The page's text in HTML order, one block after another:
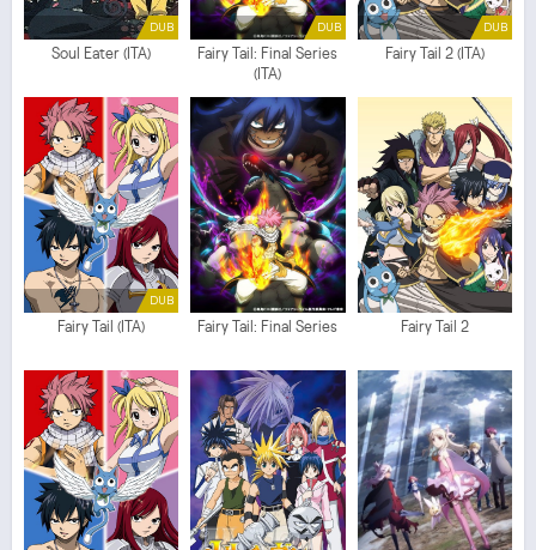
DUB
Soul Eater (ITA)
DUB
Fairy Tail: Final Series
(ITA)
DUB
Fairy Tail 2 (ITA)
DUB
Fairy Tail (ITA) Fairy Tail: Final Series Fairy Tail 2